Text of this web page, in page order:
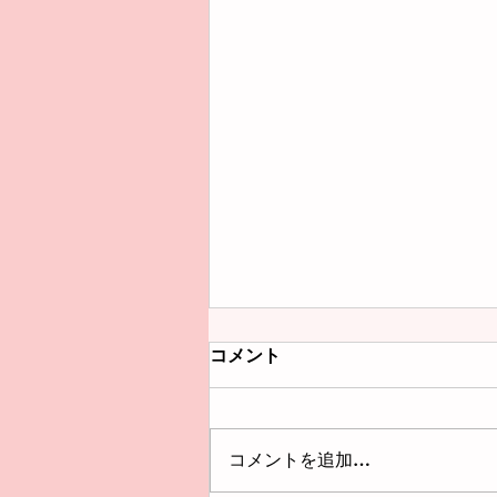
コメント
コメントを追加…